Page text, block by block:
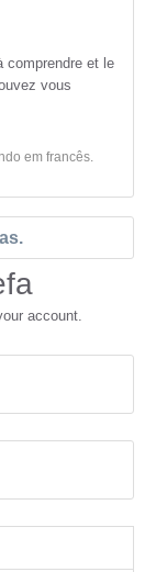
comprendre et le
vous
em francês.
account.